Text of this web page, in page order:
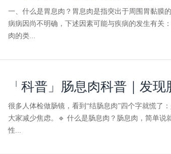
一、什么是胃息肉？胃息肉是指突出于周围胃黏膜
病病因尚不明确，下述因素可能与疾病的发生有关
肉的类...
「科普」肠息肉科普｜发
很多人体检做肠镜，看到“结肠息肉”四个字就慌了
大家减少焦虑。🔹 什么是肠息肉？肠息肉，简单
性...